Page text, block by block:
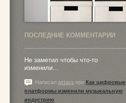
ПОСЛЕДНИЕ КОММЕНТАРИИ
Не заметил чтобы что-то
изменили...
Написал astass про Как цифровые
платформы изменили музыкальную
индустрию